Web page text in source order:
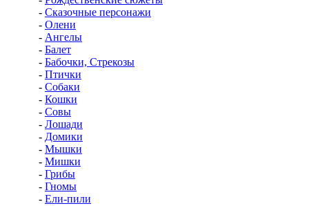
- Сказочные персонажи
- Олени
- Ангелы
- Балет
- Бабочки, Стрекозы
- Птички
- Собаки
- Кошки
- Совы
- Лошади
- Домики
- Мышки
- Мишки
- Грибы
- Гномы
- Ели-пили